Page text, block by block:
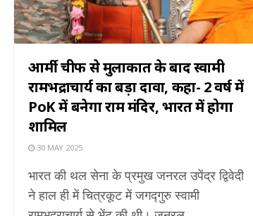
आर्मी चीफ से मुलाकात के बाद स्वामी
रामभद्राचार्य का बड़ा दावा, कहा- 2 वर्ष में
PoK में बनेगा राम मंदिर, भारत में होगा
शामिल
30 MAY 2025
भारत की थल सेना के प्रमुख जनरल उपेंद्र द्विवेदी
ने हाल ही में चित्रकूट में जगद्गुरु स्वामी